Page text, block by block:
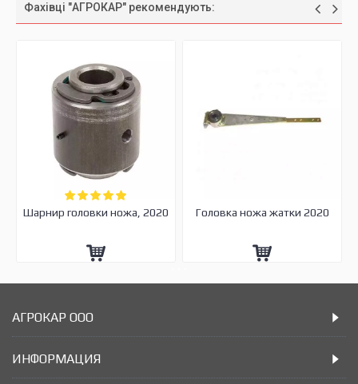
Фахівці "АГРОКАР" рекомендують:
Шарнир головки ножа, 2020 Головка ножа жатки 2020
АГРОКАР ООО
ИНФОРМАЦИЯ